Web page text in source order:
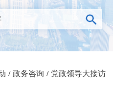
/政务咨询 / 党政领导大接访